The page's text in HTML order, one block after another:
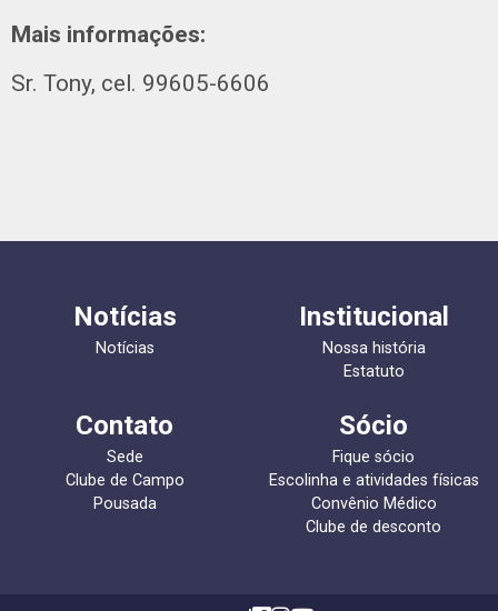
Mais informações:
Sr. Tony, cel. 99605-6606
Notícias
Notícias
Institucional
Nossa história
Estatuto
Contato
Sede
Clube de Campo
Pousada
Sócio
Fique sócio
Escolinha e atividades físicas
Convênio Médico
Clube de desconto